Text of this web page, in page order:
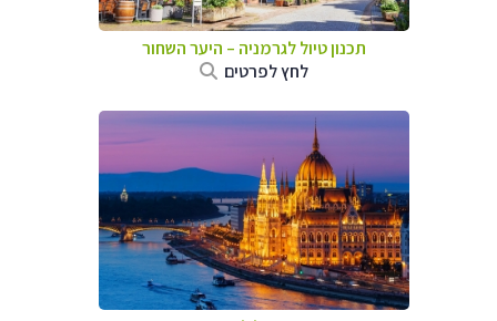
תכנון טיול לגרמניה – היער השחור
לחץ לפרטים